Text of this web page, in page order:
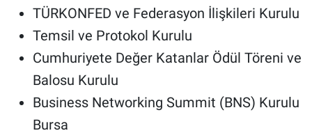
TÜRKONFED ve Federasyon İlişkileri Kurulu
Temsil ve Protokol Kurulu
Cumhuriyete Değer Katanlar Ödül Töreni ve
Balosu Kurulu
Business Networking Summit (BNS) Kurulu
Bursa